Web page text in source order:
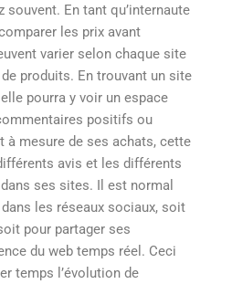
En tant qu’internaute
les prix avant
varier selon chaque site
produits. En trouvant un site
pourra y voir un espace
positifs ou
à mesure de ses achats, cette
avis et les différents
ses sites. Il est normal
les réseaux sociaux, soit
pour partager ses
du web temps réel. Ceci
temps l’évolution de